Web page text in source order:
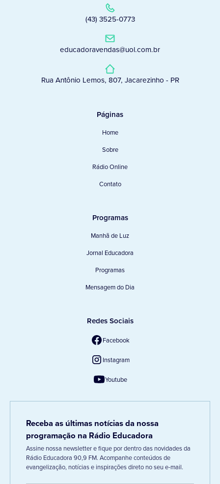
(43) 3525-0773
educadoravendas@uol.com.br
Rua Antônio Lemos, 807, Jacarezinho - PR
Páginas
Home
Sobre
Rádio Online
Contato
Programas
Manhã de Luz
Jornal Educadora
Programas
Mensagem do Dia
Redes Sociais
Facebook
Instagram
Youtube
Receba as últimas notícias da nossa
programação na Rádio Educadora
Assine nossa newsletter e fique por dentro das novidades da
Rádio Educadora 90,9 FM. Acompanhe conteúdos de
evangelização, notícias e inspirações direto no seu e-mail.